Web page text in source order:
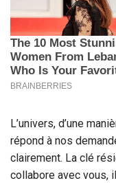
L’univers, d’une
répond à nos
clairement. La clé
collabore avec vous,